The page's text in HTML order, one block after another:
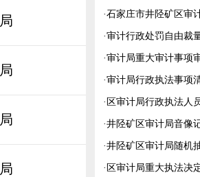
·石家庄市井陉矿区审
·审计行政处罚自由裁
·审计局重大审计事项
·审计局行政执法事项
· 区审计局行政执法人
·井陉矿区审计局音像
·井陉矿区审计局随机
· 区审计局重大执法决